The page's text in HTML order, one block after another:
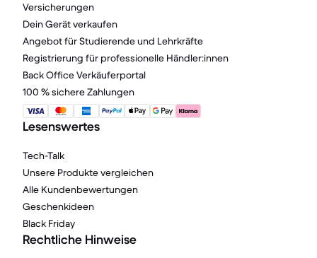
Versicherungen
Dein Gerät verkaufen
Angebot für Studierende und Lehrkräfte
Registrierung für professionelle Händler:innen
Back Office Verkäuferportal
100 % sichere Zahlungen
Lesenswertes
Tech-Talk
Unsere Produkte vergleichen
Alle Kundenbewertungen
Geschenkideen
Black Friday
Rechtliche Hinweise